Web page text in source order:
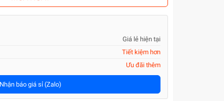
Giá lẻ hiện tại
Tiết kiệm hơn
Ưu đãi thêm
Nhận báo giá sỉ (Zalo)